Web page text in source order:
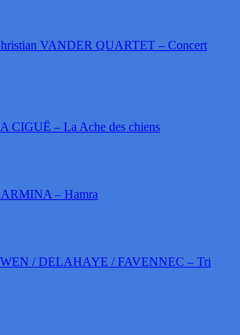
VANDER QUARTET – Concert
CIGUË – La Ache des chiens
– Hamra
/ DELAHAYE / FAVENNEC – Tri